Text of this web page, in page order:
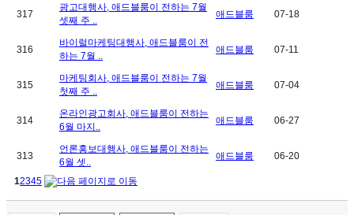
317
광고대행사, 애드블룸이 전하는 7월
셋째 주 ..
애드블룸 07-18
316
바이럴마케팅대행사, 애드블룸이 전
하는 7월 ..
애드블룸 07-11
315
마케팅회사, 애드블룸이 전하는 7월
첫째 주 ..
애드블룸 07-04
314
온라인광고회사, 애드블룸이 전하는
6월 마지..
애드블룸 06-27
313
언론홍보대행사, 애드블룸이 전하는
6월 셋..
애드블룸 06-20
12345